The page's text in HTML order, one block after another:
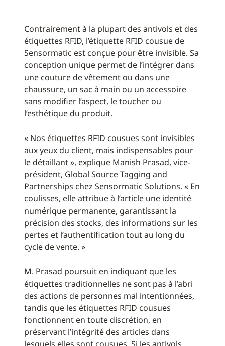
Contrairement à la plupart des antivols et des
étiquettes RFID, l’étiquette RFID cousue de
Sensormatic est conçue pour être invisible. Sa
conception unique permet de l’intégrer dans
une couture de vêtement ou dans une
chaussure, un sac à main ou un accessoire
sans modifier l’aspect, le toucher ou
l’esthétique du produit.
« Nos étiquettes RFID cousues sont invisibles
aux yeux du client, mais indispensables pour
le détaillant », explique Manish Prasad, vice-
président, Global Source Tagging and
Partnerships chez Sensormatic Solutions. « En
coulisses, elle attribue à l’article une identité
numérique permanente, garantissant la
précision des stocks, des informations sur les
pertes et l’authentification tout au long du
cycle de vente. »
M. Prasad poursuit en indiquant que les
étiquettes traditionnelles ne sont pas à l’abri
des actions de personnes mal intentionnées,
tandis que les étiquettes RFID cousues
fonctionnent en toute discrétion, en
préservant l’intégrité des articles dans